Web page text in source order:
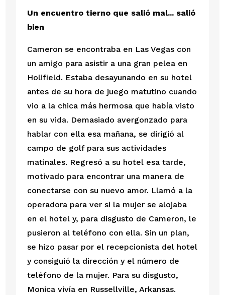
Un encuentro tierno que salió mal... salió
bien
Cameron se encontraba en Las Vegas con
un amigo para asistir a una gran pelea en
Holifield. Estaba desayunando en su hotel
antes de su hora de juego matutino cuando
vio a la chica más hermosa que había visto
en su vida. Demasiado avergonzado para
hablar con ella esa mañana, se dirigió al
campo de golf para sus actividades
matinales. Regresó a su hotel esa tarde,
motivado para encontrar una manera de
conectarse con su nuevo amor. Llamó a la
operadora para ver si la mujer se alojaba
en el hotel y, para disgusto de Cameron, le
pusieron al teléfono con ella. Sin un plan,
se hizo pasar por el recepcionista del hotel
y consiguió la dirección y el número de
teléfono de la mujer. Para su disgusto,
Monica vivía en Russellville, Arkansas.